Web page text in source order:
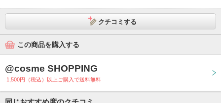
クチコミする
この商品を購入する
@cosme SHOPPING
1,500円（税込）以上ご購入で送料無料